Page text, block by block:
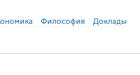
Философия Доклады